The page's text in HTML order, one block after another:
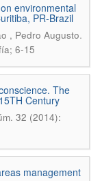
environmental
PR-Brazil
, Pedro Augusto.
6-15
The
Century
32 (2014):
management